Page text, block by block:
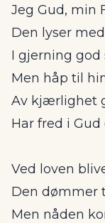
Jeg Gud, min
Den lyser
I gjerning god
Men håp til
Av kjærlighet
Har fred i Gud
Ved loven
Den dømmer
Men nåden